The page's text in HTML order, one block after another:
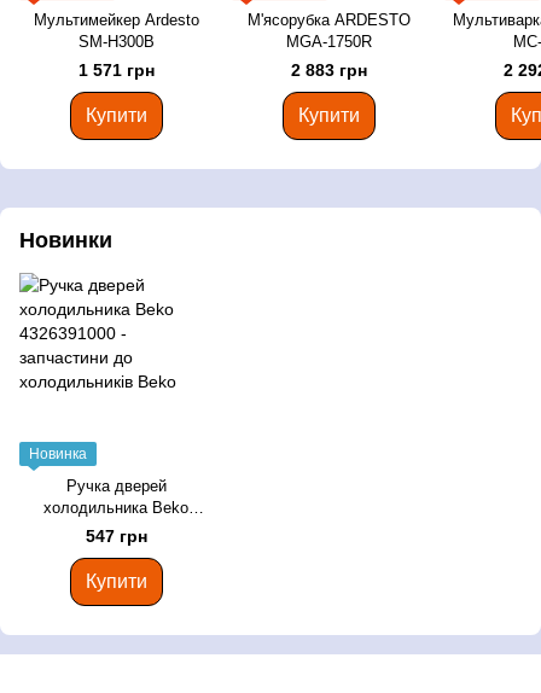
Мультимейкер Ardesto
SM-H300B
1 571 грн
Купити
М'ясорубка ARDESTO
MGA-1750R
2 883 грн
Купити
2
Новинки
Новинка
Ручка дверей
холодильника Beko
4326391000
547 грн
Купити